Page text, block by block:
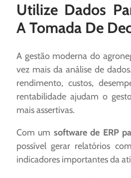
Utilize Dados
A Tomada De
A gestão moderna do
vez mais da análise de
rendimento, custos,
rentabilidade ajudam o
mais assertivas.
Com um software de ERP
possível gerar relatórios
indicadores importantes da